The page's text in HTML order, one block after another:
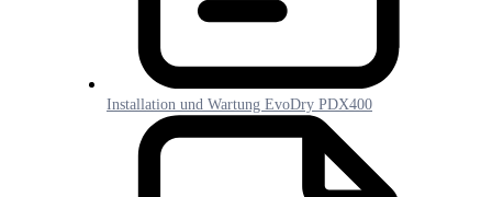
Installation und Wartung EvoDry PDX400